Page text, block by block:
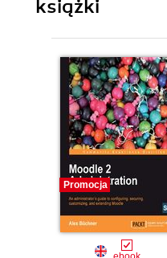
książki
Promocja